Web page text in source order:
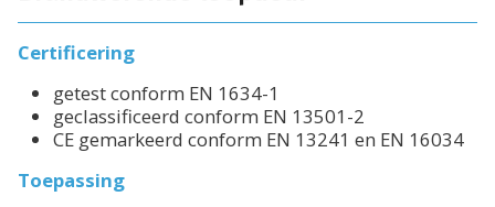
Certificering
getest conform EN 1634-1
geclassificeerd conform EN 13501-2
CE gemarkeerd conform EN 13241 en EN 16034
Toepassing